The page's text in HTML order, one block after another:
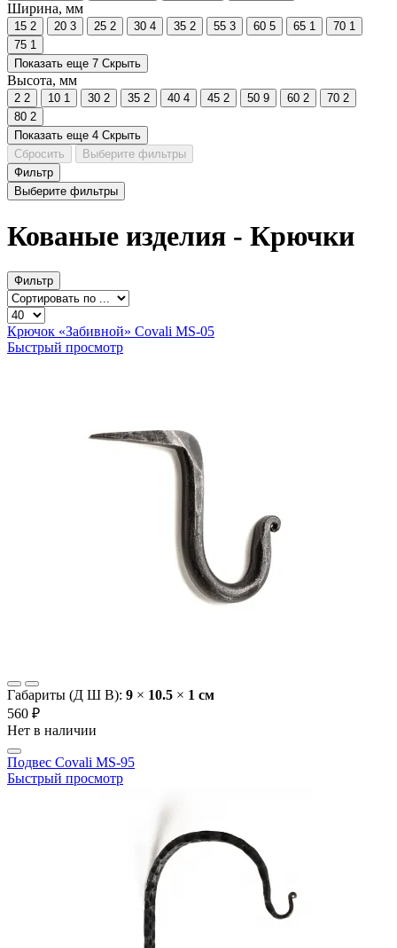
Ширина, мм
15 2 20 3 25 2 30 4 35 2 55 3 60 5 65 1 70 1
75 1
Показать еще 7 Скрыть
Высота, мм
2 2 10 1 30 2 35 2 40 4 45 2 50 9 60 2 70 2
80 2
Показать еще 4 Скрыть
Сбросить
Выберите фильтры
Фильтр
Выберите фильтры
Кованые изделия - Крючки
Фильтр
Крючок «Забивной» Covali MS-05
Быстрый просмотр
Габариты (Д Ш В): 9 × 10.5 × 1 cм
560 ₽
Нет в наличии
Подвес Covali MS-95
Быстрый просмотр